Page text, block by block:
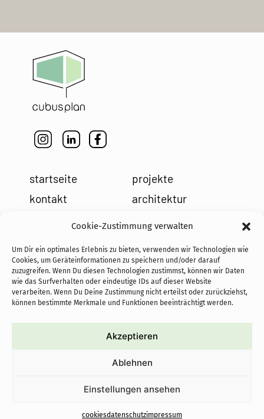
Cookie-Zustimmung verwalten
Um Dir ein optimales Erlebnis zu bieten, verwenden wir Technologien wie
Cookies, um Geräteinformationen zu speichern und/oder darauf
zuzugreifen. Wenn Du diesen Technologien zustimmst, können wir Daten
wie das Surfverhalten oder eindeutige IDs auf dieser Website
verarbeiten. Wenn Du Deine Zustimmung nicht erteilst oder zurückziehst,
können bestimmte Merkmale und Funktionen beeinträchtigt werden.
Akzeptieren
Ablehnen
Einstellungen ansehen
cookiesdatenschutzimpressum
startseite
projekte
kontakt
architektur
leistungen
cookies
team
news
proyectos autoconstruidos